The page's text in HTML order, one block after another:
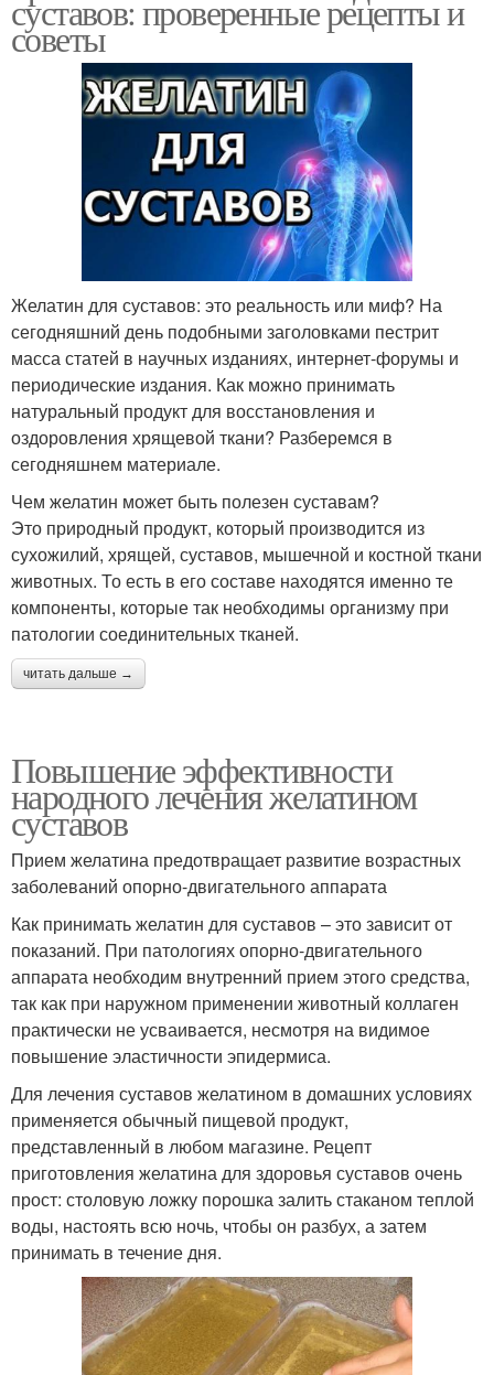
суставов: проверенные рецепты и
советы
Желатин для суставов: это реальность или миф? На
сегодняшний день подобными заголовками пестрит
масса статей в научных изданиях, интернет-форумы и
периодические издания. Как можно принимать
натуральный продукт для восстановления и
оздоровления хрящевой ткани? Разберемся в
сегодняшнем материале.
Чем желатин может быть полезен суставам?
Это природный продукт, который производится из
сухожилий, хрящей, суставов, мышечной и костной ткани
животных. То есть в его составе находятся именно те
компоненты, которые так необходимы организму при
патологии соединительных тканей.
читать дальше →
Повышение эффективности
народного лечения желатином
суставов
Прием желатина предотвращает развитие возрастных
заболеваний опорно-двигательного аппарата
Как принимать желатин для суставов – это зависит от
показаний. При патологиях опорно-двигательного
аппарата необходим внутренний прием этого средства,
так как при наружном применении животный коллаген
практически не усваивается, несмотря на видимое
повышение эластичности эпидермиса.
Для лечения суставов желатином в домашних условиях
применяется обычный пищевой продукт,
представленный в любом магазине. Рецепт
приготовления желатина для здоровья суставов очень
прост: столовую ложку порошка залить стаканом теплой
воды, настоять всю ночь, чтобы он разбух, а затем
принимать в течение дня.